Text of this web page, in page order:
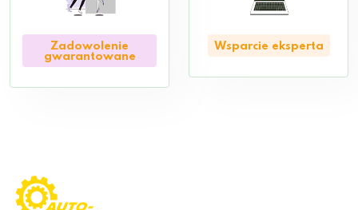
Zadowolenie
gwarantowane
Wsparcie eksperta